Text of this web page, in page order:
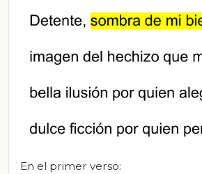
En el primer verso: